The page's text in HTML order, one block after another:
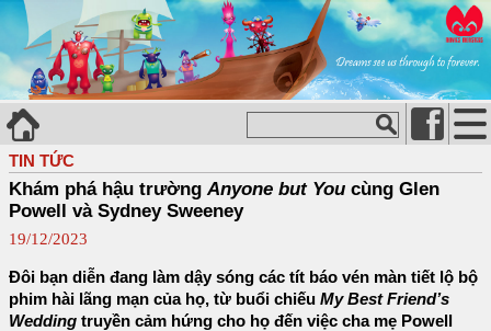
TIN TỨC
Khám phá hậu trường Anyone but You cùng Glen
Powell và Sydney Sweeney
19/12/2023
Đôi bạn diễn đang làm dậy sóng các tít báo vén màn tiết lộ bộ
phim hài lãng mạn của họ, từ buổi chiếu My Best Friend’s
Wedding truyền cảm hứng cho họ đến việc cha mẹ Powell